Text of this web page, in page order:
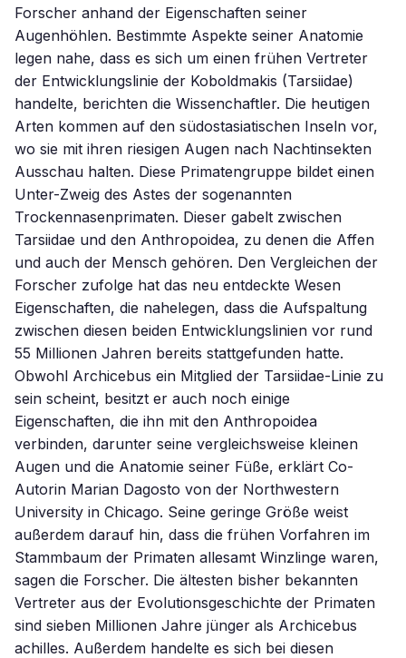
Forscher anhand der Eigenschaften seiner
Augenhöhlen. Bestimmte Aspekte seiner Anatomie
legen nahe, dass es sich um einen frühen Vertreter
der Entwicklungslinie der Koboldmakis (Tarsiidae)
handelte, berichten die Wissenchaftler. Die heutigen
Arten kommen auf den südostasiatischen Inseln vor,
wo sie mit ihren riesigen Augen nach Nachtinsekten
Ausschau halten. Diese Primatengruppe bildet einen
Unter-Zweig des Astes der sogenannten
Trockennasenprimaten. Dieser gabelt zwischen
Tarsiidae und den Anthropoidea, zu denen die Affen
und auch der Mensch gehören. Den Vergleichen der
Forscher zufolge hat das neu entdeckte Wesen
Eigenschaften, die nahelegen, dass die Aufspaltung
zwischen diesen beiden Entwicklungslinien vor rund
55 Millionen Jahren bereits stattgefunden hatte.
Obwohl Archicebus ein Mitglied der Tarsiidae-Linie zu
sein scheint, besitzt er auch noch einige
Eigenschaften, die ihn mit den Anthropoidea
verbinden, darunter seine vergleichsweise kleinen
Augen und die Anatomie seiner Füße, erklärt Co-
Autorin Marian Dagosto von der Northwestern
University in Chicago. Seine geringe Größe weist
außerdem darauf hin, dass die frühen Vorfahren im
Stammbaum der Primaten allesamt Winzlinge waren,
sagen die Forscher. Die ältesten bisher bekannten
Vertreter aus der Evolutionsgeschichte der Primaten
sind sieben Millionen Jahre jünger als Archicebus
achilles. Außerdem handelte es sich bei diesen